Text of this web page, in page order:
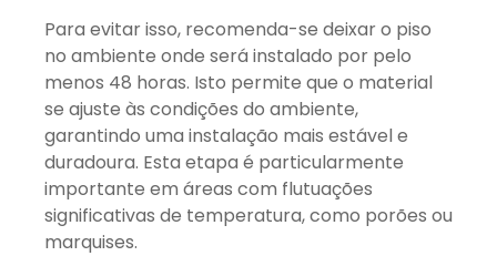
Para evitar isso, recomenda-se deixar o piso
no ambiente onde será instalado por pelo
menos 48 horas. Isto permite que o material
se ajuste às condições do ambiente,
garantindo uma instalação mais estável e
duradoura. Esta etapa é particularmente
importante em áreas com flutuações
significativas de temperatura, como porões ou
marquises.